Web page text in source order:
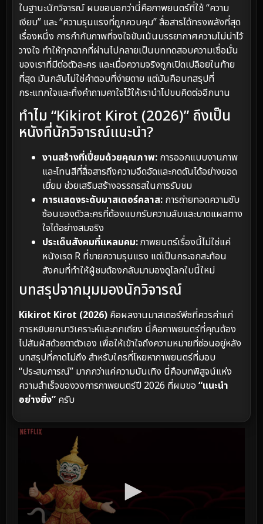
ในฐานะนักวิจารณ์ ผมขอบอกว่านี่คือภาพยนตร์ที่ใช้ “ความ
เงียบ” และ “ความรุนแรงที่ถูกควบคุม” สื่อสารได้ทรงพลังที่สุด
เรื่องหนึ่ง การกำกับภาพที่จงใจขับเน้นบรรยากาศความไม่น่าไว้
วางใจ ทำให้ทุกฉากที่ผ่านไปกลายเป็นบททดสอบความเชื่อมั่น
ของเราที่มีต่อตัวละคร และเมื่อความจริงถูกเปิดเปลือยในท้าย
ที่สุด มันกลับไม่ใช่คำตอบที่ง่ายดาย แต่มันคือบทสรุปที่
กระแทกใจและทิ้งคำถามคาใจไว้ให้เรานำไปขบคิดต่ออีกนาน
ทำไม “Kikirot Kirot (2026)” ถึงเป็น
หนังที่นักวิจารณ์แนะนำ?
งานสร้างที่เปี่ยมด้วยคุณภาพ: การออกแบบงานภาพ
และโทนสีที่สื่อสารถึงความอึดอัดและกดดันได้อย่างยอด
เยี่ยม ช่วยเสริมสร้างอรรถรสในการรับชม
การแสดงระดับมาสเตอร์คลาส: การถ่ายทอดความซับ
ซ้อนของตัวละครที่ต้องแบกรับความลับและบาดแผลทาง
ใจได้อย่างสมจริง
ประเด็นสังคมที่แหลมคม:ภาพยนตร์เรื่องนี้ไม่ใช่แค่
หนังเรต R ที่ขายความรุนแรง แต่เป็นกระจกสะท้อน
สังคมที่ทำให้ผู้ชมต้องกลับมามองดูโลกใบนี้ใหม่
บทสรุปจากมุมมองนักวิจารณ์
Kikirot Kirot (2026) คือผลงานมาสเตอร์พีซที่ควรค่าแก่
การหยิบยกมาวิเคราะห์และถกเถียง นี่คือภาพยนตร์ที่คุณต้อง
ไปสัมผัสด้วยตาตัวเอง เพื่อให้เข้าใจถึงความหมายที่ซ่อนอยู่หลัง
บทสรุปที่คาดไม่ถึง สำหรับใครที่โหยหาภาพยนตร์ที่มอบ
“ประสบการณ์” มากกว่าแค่ความบันเทิง นี่คือบทพิสูจน์แห่ง
ความสำเร็จของวงการภาพยนตร์ปี 2026 ที่ผมขอ “แนะนำ
อย่างยิ่ง” ครับ